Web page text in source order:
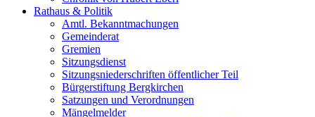
Rathaus & Politik
Amtl. Bekanntmachungen
Gemeinderat
Gremien
Sitzungsdienst
Sitzungsniederschriften öffentlicher Teil
Bürgerstiftung Bergkirchen
Satzungen und Verordnungen
Mängelmelder